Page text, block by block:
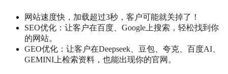
网站速度快，加载超过3秒，客户可能就关掉了！
SEO优化：让客户在百度、Google上搜索，轻松找到你
的网站。
GEO优化：让客户在Deepseek、豆包、夸克、百度AI、
GEMINI上检索资料，也能出现你的官网。